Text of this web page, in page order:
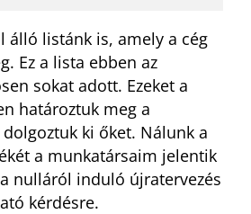
álló listánk is, amely a cég
Ez a lista ebben az
sokat adott. Ezeket a
határoztuk meg a
ki őket. Nálunk a
a munkatársaim jelentik
nulláról induló újratervezés
kérdésre.